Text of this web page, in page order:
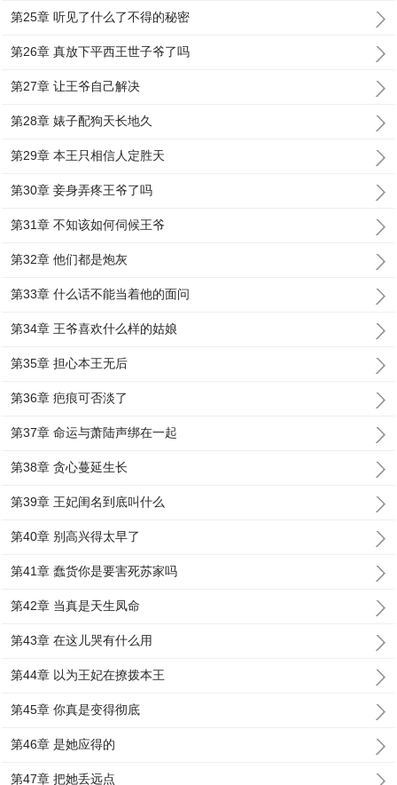
第25章 听见了什么了不得的秘密
第26章 真放下平西王世子爷了吗
第27章 让王爷自己解决
第28章 婊子配狗天长地久
第29章 本王只相信人定胜天
第30章 妾身弄疼王爷了吗
第31章 不知该如何伺候王爷
第32章 他们都是炮灰
第33章 什么话不能当着他的面问
第34章 王爷喜欢什么样的姑娘
第35章 担心本王无后
第36章 疤痕可否淡了
第37章 命运与萧陆声绑在一起
第38章 贪心蔓延生长
第39章 王妃闺名到底叫什么
第40章 别高兴得太早了
第41章 蠢货你是要害死苏家吗
第42章 当真是天生凤命
第43章 在这儿哭有什么用
第44章 以为王妃在撩拨本王
第45章 你真是变得彻底
第46章 是她应得的
第47章 把她丢远点